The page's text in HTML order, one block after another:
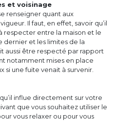
et voisinage
renseigner quant aux
Il faut, en effet, savoir qu’il
respecter entre la maison et le
dernier et les limites de la
aussi être respecté par rapport
notamment mises en place
si une fuite venait à survenir.
influe directement sur votre
que vous souhaitez utiliser le
vous relaxer ou pour vous